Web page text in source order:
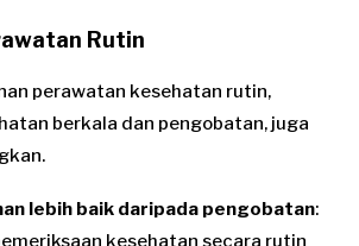
Rutin
perawatan kesehatan rutin,
berkala dan pengobatan, juga
lebih baik daripada pengobatan:
kesehatan secara rutin